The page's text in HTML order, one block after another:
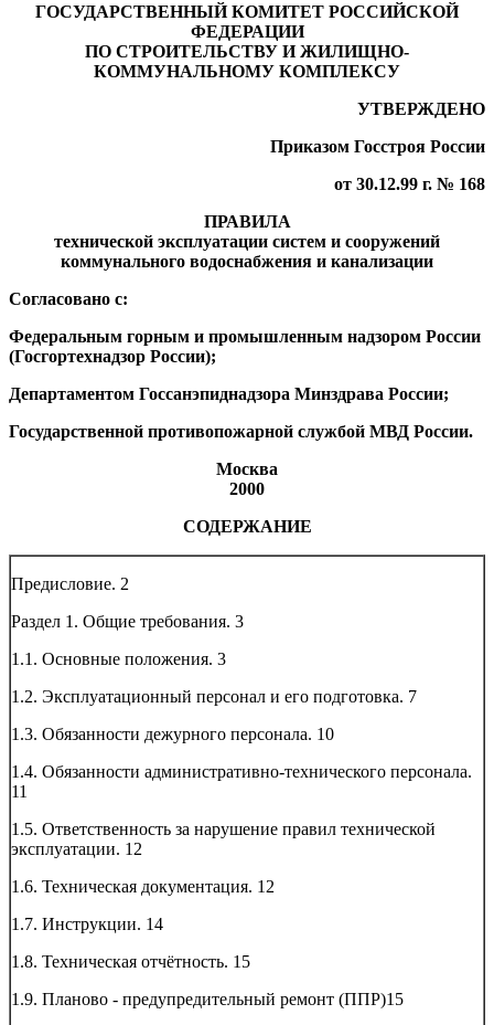
ГОСУДАРСТВЕННЫЙ КОМИТЕТ РОССИЙСКОЙ
ФЕДЕРАЦИИ
ПО СТРОИТЕЛЬСТВУ И ЖИЛИЩНО-
КОММУНАЛЬНОМУ КОМПЛЕКСУ
УТВЕРЖДЕНО
Приказом Госстроя России
от 30.12.99 г. № 168
ПРАВИЛА
технической эксплуатации систем и сооружений
коммунального водоснабжения и канализации
Согласовано с:
Федеральным горным и промышленным надзором России
(Госгортехнадзор России);
Департаментом Госсанэпиднадзора Минздрава России;
Государственной противопожарной службой МВД России.
Москва
2000
СОДЕРЖАНИЕ
Предисловие. 2
Раздел 1. Общие требования. 3
1.1. Основные положения. 3
1.2. Эксплуатационный персонал и его подготовка. 7
1.3. Обязанности дежурного персонала. 10
1.4. Обязанности административно-технического персонала.
11
1.5. Ответственность за нарушение правил технической
эксплуатации. 12
1.6. Техническая документация. 12
1.7. Инструкции. 14
1.8. Техническая отчётность. 15
1.9. Планово - предупредительный ремонт (ППР)15